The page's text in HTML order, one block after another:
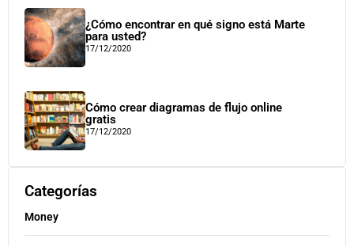
¿Cómo encontrar en qué signo está Marte
para usted?
17/12/2020
Cómo crear diagramas de flujo online
gratis
17/12/2020
Categorías
Money